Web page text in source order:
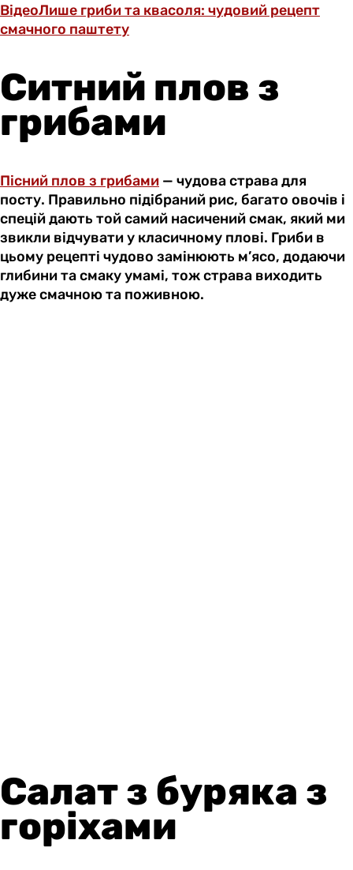
ВідеоЛише гриби та квасоля: чудовий рецепт
смачного паштету
Ситний плов з
грибами
Пісний плов з грибами — чудова страва для
посту. Правильно підібраний рис, багато овочів і
спецій дають той самий насичений смак, який ми
звикли відчувати у класичному плові. Гриби в
цьому рецепті чудово замінюють м’ясо, додаючи
глибини та смаку умамі, тож страва виходить
дуже смачною та поживною.
Салат з буряка з
горіхами